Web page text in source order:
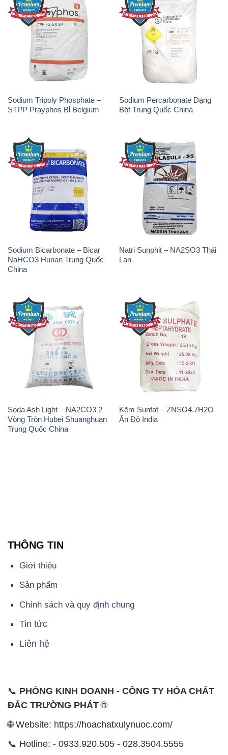
Sodium Tripoly Phosphate –
STPP Prayphos Bỉ Belgium
Sodium Percarbonate Dạng
Bột Trung Quốc China
Sodium Bicarbonate – Bicar
NaHCO3 Hunan Trung Quốc
China
Natri Sunphit – NA2SO3 Thái
Lan
Soda Ash Light – NA2CO3 2
Vòng Tròn Hubei Shuanghuan
Trung Quốc China
Kẽm Sunfat – ZNSO4.7H2O
Ấn Độ India
THÔNG TIN
Giới thiệu
Sản phẩm
Chính sách và quy định chung
Tin tức
Liên hệ
📞 PHÒNG KINH DOANH - CÔNG TY HÓA CHẤT
ĐẮC TRƯỜNG PHÁT🌐
🌐 Website: https://hoachatxulynuoc.com/
📞 Hotline: - 0933.920.505 - 028.3504.5555